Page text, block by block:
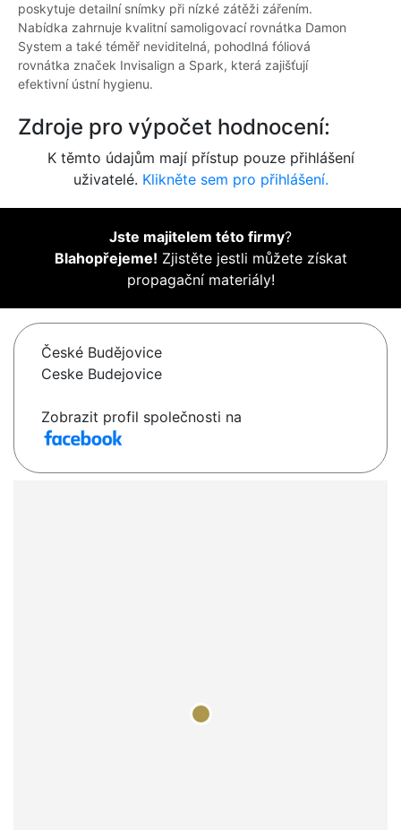
poskytuje detailní snímky při nízké zátěži zářením.
Nabídka zahrnuje kvalitní samoligovací rovnátka Damon
System a také téměř neviditelná, pohodlná fóliová
rovnátka značek Invisalign a Spark, která zajišťují
efektivní ústní hygienu.
Zdroje pro výpočet hodnocení:
K těmto údajům mají přístup pouze přihlášení
uživatelé. Klikněte sem pro přihlášení.
Jste majitelem této firmy?
Blahopřejeme! Zjistěte jestli můžete získat
propagační materiály!
České Budějovice
Ceske Budejovice
Zobrazit profil společnosti na